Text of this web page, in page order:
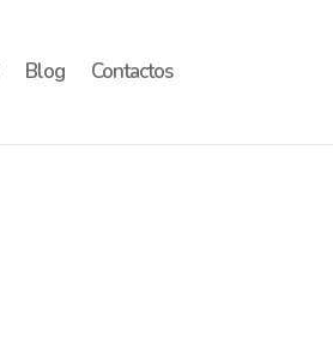
Blog Contactos